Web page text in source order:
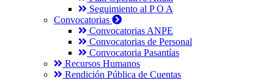
Seguimiento al P O A
Convocatorias
Convocatorias ANPE
Convocatorias de Personal
Convocatoria Pasantías
Recursos Humanos
Rendición Pública de Cuentas